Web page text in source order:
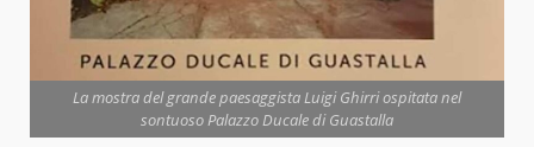
La mostra del grande paesaggista Luigi Ghirri ospitata nel
sontuoso Palazzo Ducale di Guastalla